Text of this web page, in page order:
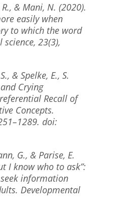
& Mani, N. (2020).
easily when
to which the word
23(3),
& Spelke, E., S.
Crying
Recall of
Concepts.
doi:
G., & Parise, E.
I know who to ask”:
information
Developmental